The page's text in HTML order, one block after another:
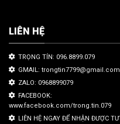
LIÊN HỆ
TRỌNG TÍN: 096.8899.079
GMAIL: trongtin7799@gmail.com
ZALO: 0968899079
FACEBOOK:
www.facebook.com/trong.tin.079
LIÊN HỆ NGAY ĐỂ NHẬN ĐƯỢC TƯ